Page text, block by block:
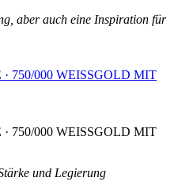
aber auch eine Inspiration für
· 750/000 WEISSGOLD MIT
· 750/000 WEISSGOLD MIT
und Legierung